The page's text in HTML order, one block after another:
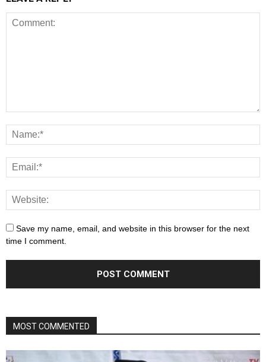
Save my name, email, and website in this browser for the next
time I comment.
MOST COMMENTED